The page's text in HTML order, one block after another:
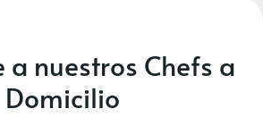
a nuestros Chefs a
Domicilio